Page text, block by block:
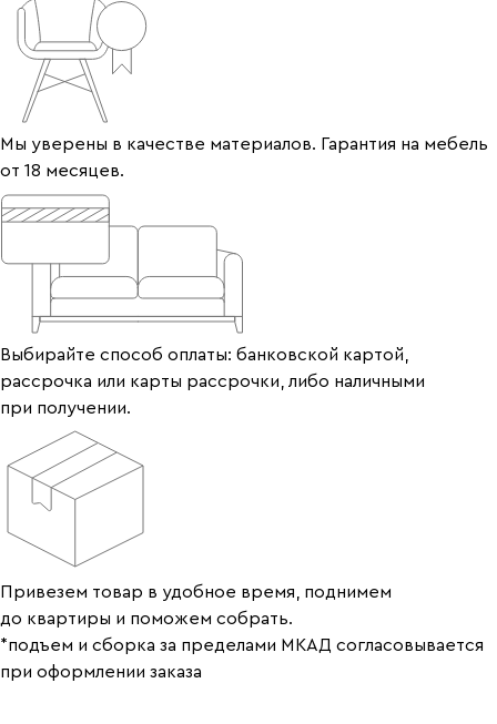
Мы уверены в качестве материалов. Гарантия на мебель
от 18 месяцев.
Выбирайте способ оплаты: банковской картой,
рассрочка или карты рассрочки, либо наличными
при получении.
Привезем товар в удобное время, поднимем
до квартиры и поможем собрать.
*подъем и сборка за пределами МКАД согласовывается
при оформлении заказа